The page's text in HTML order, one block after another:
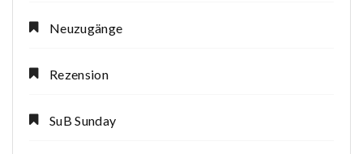
Neuzugänge
Rezension
SuB Sunday